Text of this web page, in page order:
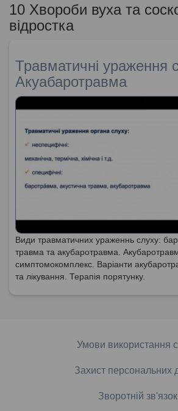
10 Хвороби вуха та
відростка
Травматичні ураження
Акуабаротравма
Види травматичних ураженнь слуху:
травма та акубаротравма.
симптомокомплекс. Варіанти
та лікування. Терапія порятунку.
Умови використання
Захист персональних
Зворотній зв'язок